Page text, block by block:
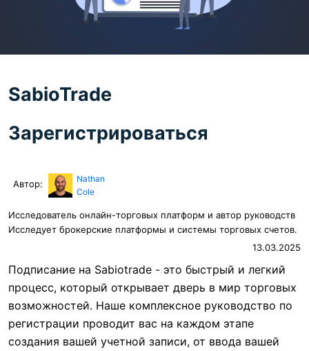
SabioTrade
Зарегистрироваться
Автор:
Nathan
Cole
Исследователь онлайн-торговых платформ и автор руководств
Исследует брокерские платформы и системы торговых счетов.
13.03.2025
Подписание на Sabiotrade - это быстрый и легкий
процесс, который открывает дверь в мир торговых
возможностей. Наше комплексное руководство по
регистрации проводит вас на каждом этапе
создания вашей учетной записи, от ввода вашей